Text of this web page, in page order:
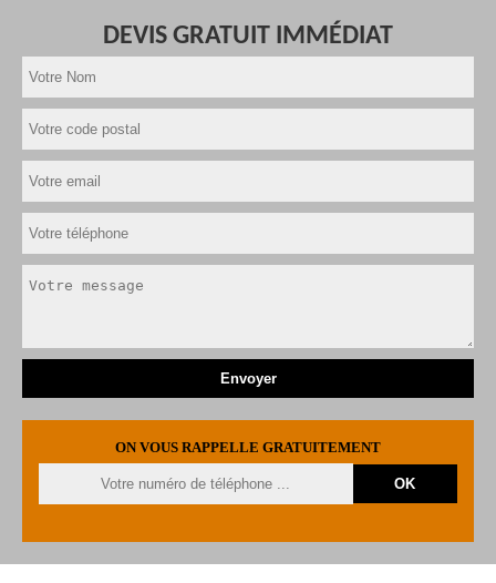
DEVIS GRATUIT IMMÉDIAT
ON VOUS RAPPELLE GRATUITEMENT